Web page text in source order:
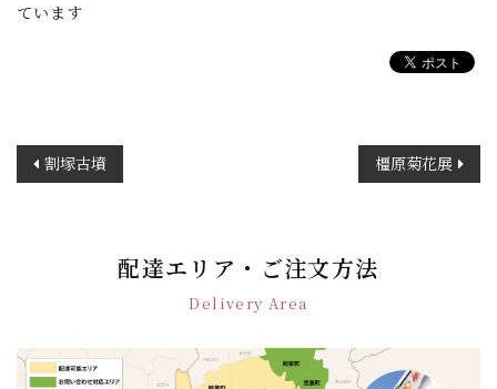
ています
稿
ン
割塚古墳 橿原菊花展
配達エリア・ご注文方法
Delivery Area